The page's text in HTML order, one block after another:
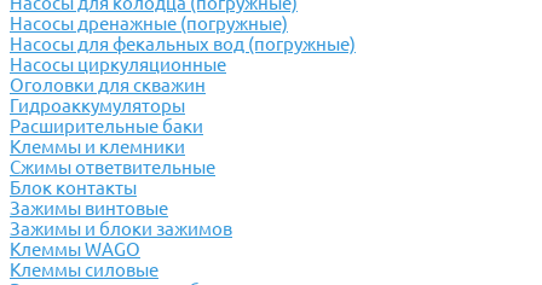
Насосы дренажные (погружные)
Насосы для фекальных вод (погружные)
Насосы циркуляционные
Оголовки для скважин
Гидроаккумуляторы
Расширительные баки
Клеммы и клемники
Cжимы ответвительные
Блок контакты
Зажимы винтовые
Зажимы и блоки зажимов
Клеммы WAGO
Клеммы силовые